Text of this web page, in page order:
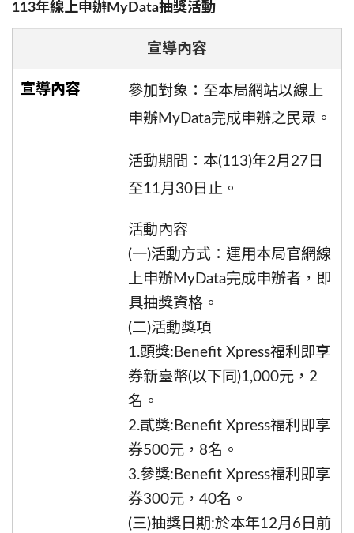
113年線上申辦MyData抽獎活動
宣導內容
參加對象：至本局網站以線上
申辦MyData完成申辦之民眾。
活動期間：本(113)年2月27日
至11月30日止。
活動內容
(一)活動方式：運用本局官網線
上申辦MyData完成申辦者，即
具抽獎資格。
(二)活動獎項
1.頭獎:Benefit Xpress福利即享
券新臺幣(以下同)1,000元，2
名。
2.貳獎:Benefit Xpress福利即享
券500元，8名。
3.參獎:Benefit Xpress福利即享
券300元，40名。
(三)抽獎日期:於本年12月6日前